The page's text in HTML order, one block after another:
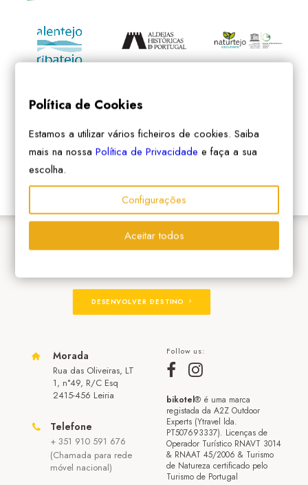
DESENVOLVER DESTINO
Morada
Rua das Oliveiras, LT
1, n°49, R/C Esq
2415-456 Leiria
Telefone
+ 351 910 591 676
(Chamada para rede
móvel nacional)
Follow us:
bikotel® é uma marca
registada da A2Z Outdoor
Experts (Ytravel lda.
PT507693337). Licenças de
Operador Turístico RNAVT 3014
& RNAAT 45/2006 & Turismo
de Natureza certificado pelo
Turismo de Portugal
Política de Cookies
Estamos a utilizar vários ficheiros de cookies. Saiba
mais na nossaPolítica de Privacidade e faça a sua
escolha.
Configurações
Aceitar todos